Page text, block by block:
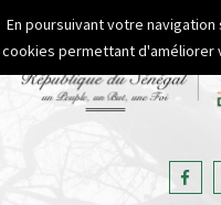
En poursuivant votre
cookies permettant d'améliorer